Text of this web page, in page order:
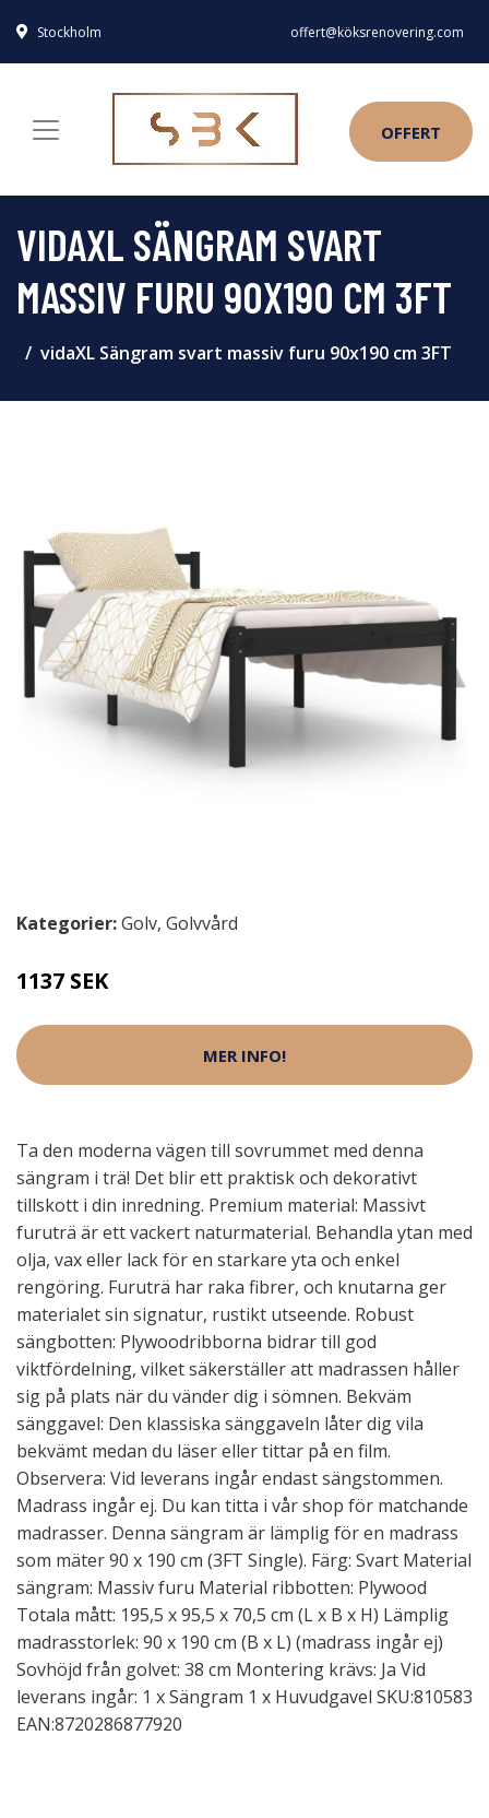
Stockholm offert@köksrenovering.com
OFFERT
VIDAXL SÄNGRAM SVART
MASSIV FURU 90X190 CM 3FT
vidaXL Sängram svart massiv furu 90x190 cm 3FT
Kategorier:Golv, Golvvård
1137 SEK
MER INFO!
Ta den moderna vägen till sovrummet med denna
sängram i trä! Det blir ett praktisk och dekorativt
tillskott i din inredning. Premium material: Massivt
furuträ är ett vackert naturmaterial. Behandla ytan med
olja, vax eller lack för en starkare yta och enkel
rengöring. Furuträ har raka fibrer, och knutarna ger
materialet sin signatur, rustikt utseende. Robust
sängbotten: Plywoodribborna bidrar till god
viktfördelning, vilket säkerställer att madrassen håller
sig på plats när du vänder dig i sömnen. Bekväm
sänggavel: Den klassiska sänggaveln låter dig vila
bekvämt medan du läser eller tittar på en film.
Observera: Vid leverans ingår endast sängstommen.
Madrass ingår ej. Du kan titta i vår shop för matchande
madrasser. Denna sängram är lämplig för en madrass
som mäter 90 x 190 cm (3FT Single). Färg: Svart Material
sängram: Massiv furu Material ribbotten: Plywood
Totala mått: 195,5 x 95,5 x 70,5 cm (L x B x H) Lämplig
madrasstorlek: 90 x 190 cm (B x L) (madrass ingår ej)
Sovhöjd från golvet: 38 cm Montering krävs: Ja Vid
leverans ingår: 1 x Sängram 1 x Huvudgavel SKU:810583
EAN:8720286877920